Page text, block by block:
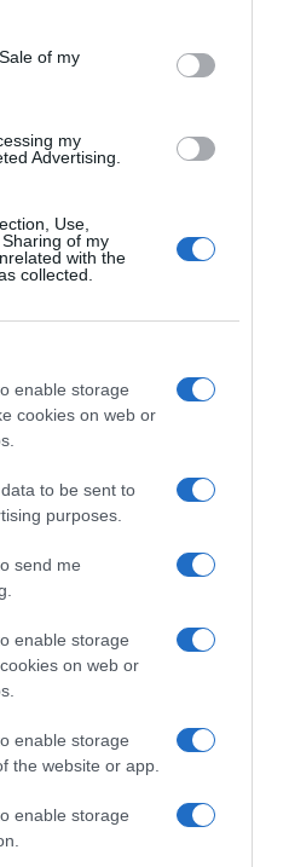
purposes in below Google
of my
my
Advertising.
Use,
of my
with the
collected.
enable storage
cookies on web or
to be sent to
purposes.
send me
enable storage
on web or
enable storage
the website or app.
enable storage
luka, jedna crvena paprika, jedna
i dvije žlice ulja.
i naribajte ga na krupni ribež.
krumpir u vodu. Rukama dobro
sa strane.
crvenu papriku treba dobro
peteljke i sjemenke prije nego
odgovarajuću temperaturu,
ostavite da se pirja 3 do 4
dobro umiješajte u tavu.
minuta prije nego što ga maknete
uklonite vodu iz naribanog
što ćete ga stisnuti rukama.
soli, mažuranom, crnim
Provjerite jesu li svi sastojci
jednolična smjesa.